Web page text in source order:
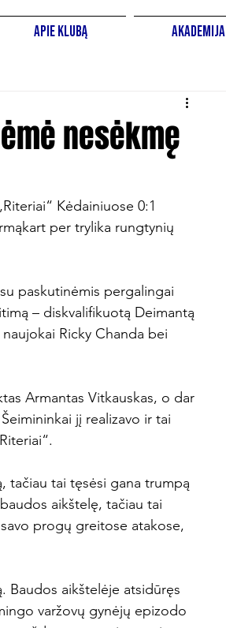
Apie Klubą Akademija
nesėkmę
Kėdainiuose 0:1
per trylika rungtynių
paskutinėmis pergalingai
– diskvalifikuotą Deimantą
Ricky Chanda bei
Armantas Vitkauskas, o dar
jį realizavo ir tai
tačiau tai tęsėsi gana trumpą
aikštelę, tačiau tai
progų greitose atakose,
Baudos aikštelėje atsidūręs
varžovų gynėjų epizodo